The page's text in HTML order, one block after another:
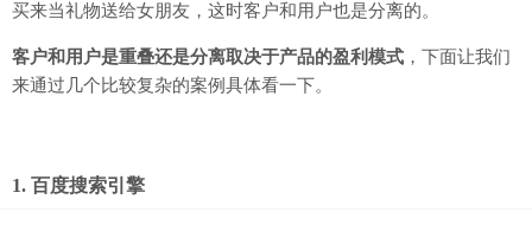
买来当礼物送给女朋友，这时客户和用户也是分离的。
客户和用户是重叠还是分离取决于产品的盈利模式 ，下面让我们
来通过几个比较复杂的案例具体看一下。
1. 百度搜索引擎